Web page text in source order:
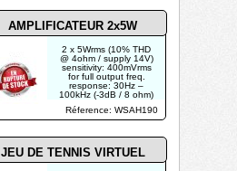
thermique et contre les
courts-circuits
AMPLIFICATEUR 2x5W
JEU DE TENNIS VIRTUEL
2 x 5Wrms (10% THD
@ 4ohm / supply 14V)
sensitivity: 400mVrms
for full output freq.
response: 30Hz –
100kHz (-3dB / 8 ohm)
/ 1A max. speaker
impedance: 4-32 ohm
Réference: WSAH190